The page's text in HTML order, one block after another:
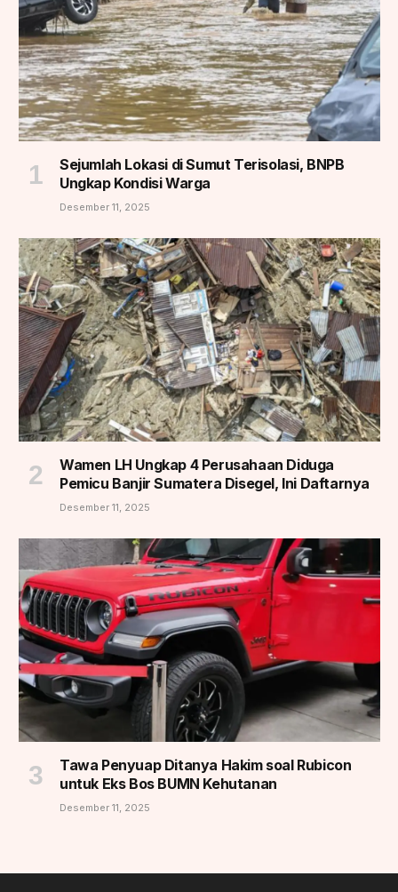
Sejumlah Lokasi di Sumut Terisolasi, BNPB
Ungkap Kondisi Warga
Desember 11, 2025
Wamen LH Ungkap 4 Perusahaan Diduga
Pemicu Banjir Sumatera Disegel, Ini Daftarnya
Desember 11, 2025
Tawa Penyuap Ditanya Hakim soal Rubicon
untuk Eks Bos BUMN Kehutanan
Desember 11, 2025